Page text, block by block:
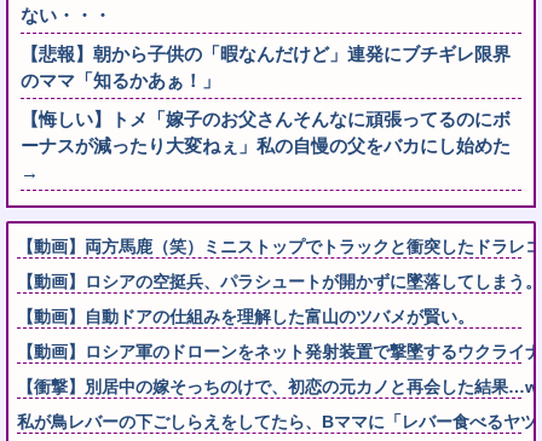
ない・・・
【悲報】朝から子供の「暇なんだけど」連発にブチギレ限界
のママ「知るかあぁ！」
【悔しい】トメ「嫁子のお父さんそんなに頑張ってるのにボ
ーナスが減ったり大変ねぇ」私の自慢の父をバカにし始めた
→
【動画】両方馬鹿（笑）ミニストップでトラックと衝突したドラレ
【動画】ロシアの空挺兵、パラシュートが開かずに墜落してしまう。
【動画】自動ドアの仕組みを理解した富山のツバメが賢い。
【動画】ロシア軍のドローンをネット発射装置で撃墜するウクライ
【衝撃】別居中の嫁そっちのけで、初恋の元カノと再会した結果…w
私が鳥レバーの下ごしらえをしてたら、Bママに「レバー食べるヤ